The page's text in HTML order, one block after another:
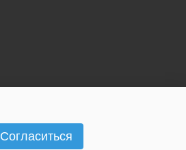
Согласиться